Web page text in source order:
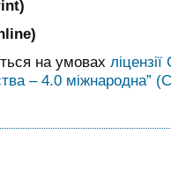
на умовах
– 4.0 міжнародна”